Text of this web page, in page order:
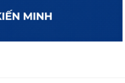
giải quyết thủ tục hành chính ngày